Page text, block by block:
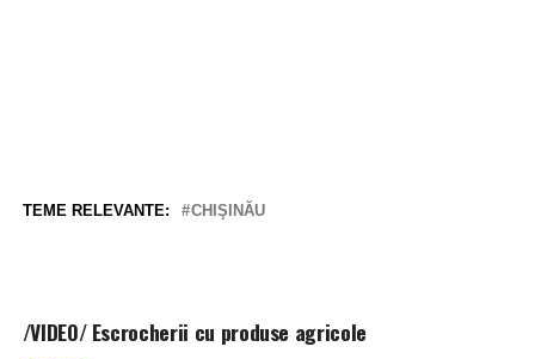
TEME RELEVANTE: CHIŞINĂU
/VIDEO/ Escrocherii cu produse agricole